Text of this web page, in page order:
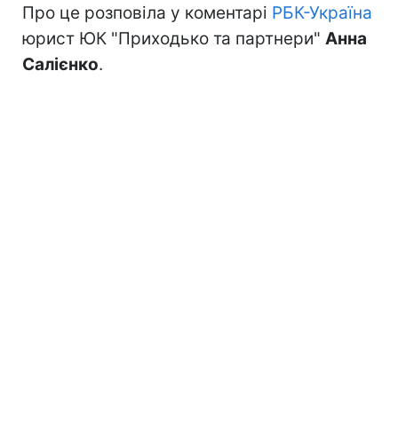
Про це розповіла у коментарі РБК-Україна
юрист ЮК "Приходько та партнери" Анна
Салієнко.